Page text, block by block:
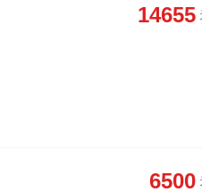
14655
6500